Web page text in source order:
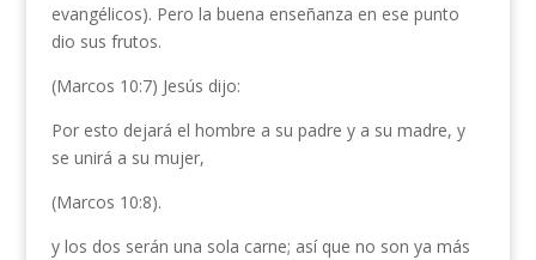
evangélicos). Pero la buena enseñanza en ese punto
dio sus frutos.
(Marcos 10:7) Jesús dijo:
Por esto dejará el hombre a su padre y a su madre, y
se unirá a su mujer,
(Marcos 10:8).
y los dos serán una sola carne; así que no son ya más